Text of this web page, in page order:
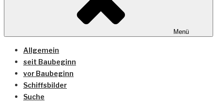
Menü
Allgemein
seit Baubeginn
vor Baubeginn
Schiffsbilder
Suche